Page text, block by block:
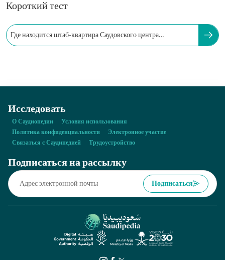
Короткий тест
Где находится штаб-квартира Саудовского центра
Исследовать
О Саудиопедии
Условия использования
Политика конфиденциальности
Электронное участие
Связаться с Саудипедией
Трудоустройство
Подписаться на рассылку
Подписаться